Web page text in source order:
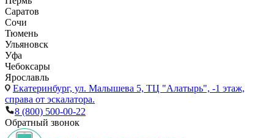
Саратов
Сочи
Тюмень
Ульяновск
Уфа
Чебоксары
Ярославль
Екатеринбург, ул. Малышева 5, ТЦ "Алатырь", -1 этаж,
справа от эскалатора.
8 (800) 500-00-22
Обратный звонок